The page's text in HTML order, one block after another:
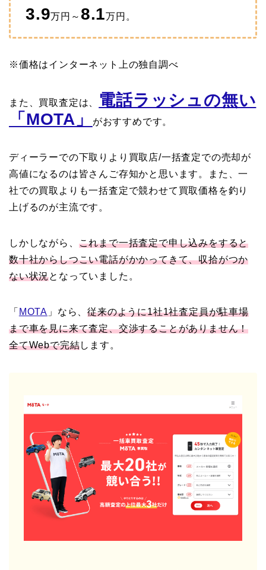
3.9万円～ 8.1万円。
※価格はインターネット上の独自調べ
また、買取査定は、
電話ラッシュの無い
「MOTA」
がおすすめです。
ディーラーでの下取りより買取店/一括査定での売却が
高値になるのは皆さんご存知かと思います。また、一
社での買取よりも一括査定で競わせて買取価格を釣り
上げるのが主流です。
しかしながら、 これまで一括査定で申し込みをすると
数十社からしつこい電話がかかってきて、収拾がつか
ない状況となっていました。
「 MOTA 」なら、従来のように1社1社査定員が駐車場
まで車を見に来て査定、交渉することがありません！
全てWebで完結します。